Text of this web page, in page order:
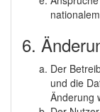
6.
Der
und die
Änderung